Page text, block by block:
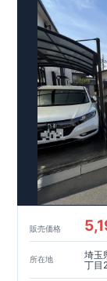
ロケーション
・根岸小学校（
・しいのみ保育
・イオンモール
・ドラッグセイ
・上青木公園（
・ファミリー
ングガーデン
全棟自社一貫体
◇誰が、何をし
ります。
◇設計、施工、
いたします。
◇不要な中間マ
耐震等級
取得
◇国が定めた耐
た、｢数百年に
い。｣という基
販売価格
所在地
埼玉
丁目